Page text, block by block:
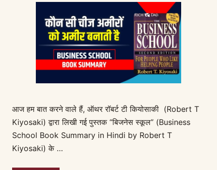
आज हम बात करने वाले हैं, ऑथर रॉबर्ट टी कियोसाकी (Robert T
Kiyosaki) द्वारा लिखी गई पुस्तक “बिजनेस स्कूल” (Business
School Book Summary in Hindi by Robert T
Kiyosaki) के …